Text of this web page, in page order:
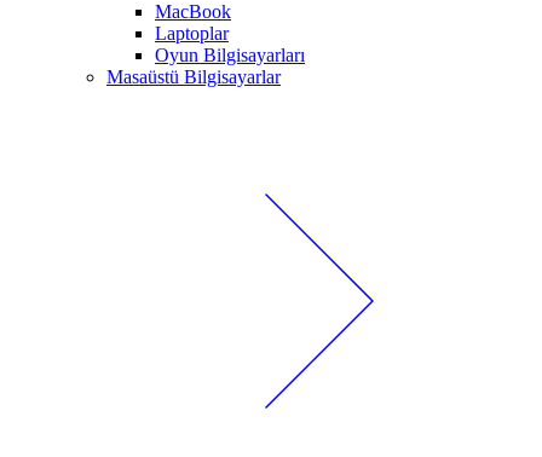
MacBook
Laptoplar
Oyun Bilgisayarları
Masaüstü Bilgisayarlar